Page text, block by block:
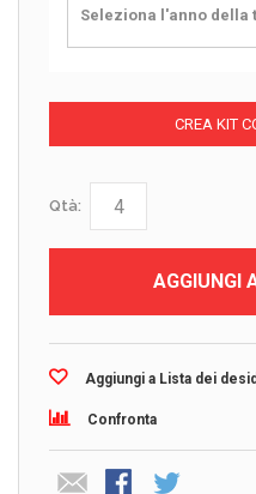
Seleziona l'anno della
CREA KIT
Qtà:
AGGIUNGI
Aggiungi a Lista dei
Confronta